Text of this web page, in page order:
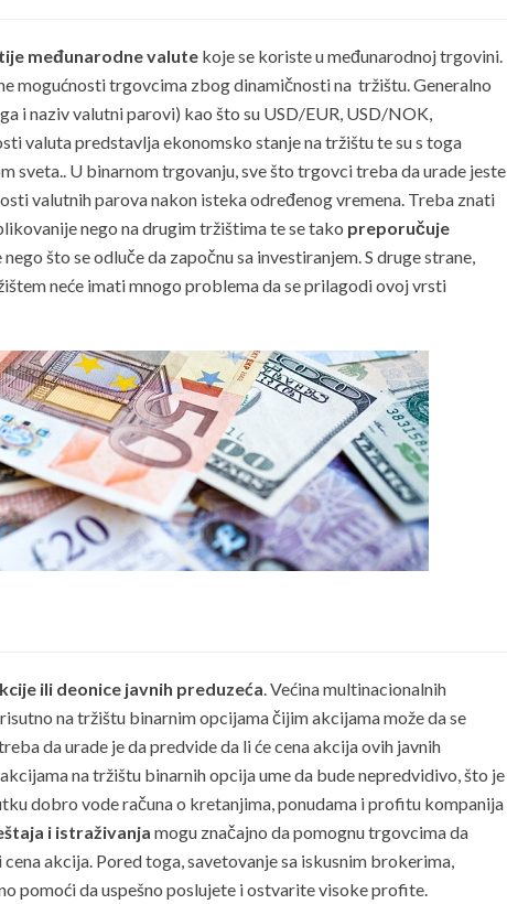
međunarodne valute koje se koriste u međunarodnoj trgovini.
mogućnosti trgovcima zbog dinamičnosti na tržištu. Generalno
i naziv valutni parovi) kao što su USD/EUR, USD/NOK,
valuta predstavlja ekonomsko stanje na tržištu te su s toga
sveta.. U binarnom trgovanju, sve što trgovci treba da urade jeste
valutnih parova nakon isteka određenog vremena. Treba znati
nego na drugim tržištima te se tako preporučuje
nego što se odluče da započnu sa investiranjem. S druge strane,
neće imati mnogo problema da se prilagodi ovoj vrsti
ili deonice javnih preduzeća. Većina multinacionalnih
na tržištu binarnim opcijama čijim akcijama može da se
da urade je da predvide da li će cena akcija ovih javnih
na tržištu binarnih opcija ume da bude nepredvidivo, što je
dobro vode računa o kretanjima, ponudama i profitu kompanija
i istraživanja mogu značajno da pomognu trgovcima da
akcija. Pored toga, savetovanje sa iskusnim brokerima,
pomoći da uspešno poslujete i ostvarite visoke profite.